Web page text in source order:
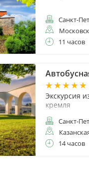
Санкт-
11 часов
Экскурсия
кремля
Санкт-
14 часов